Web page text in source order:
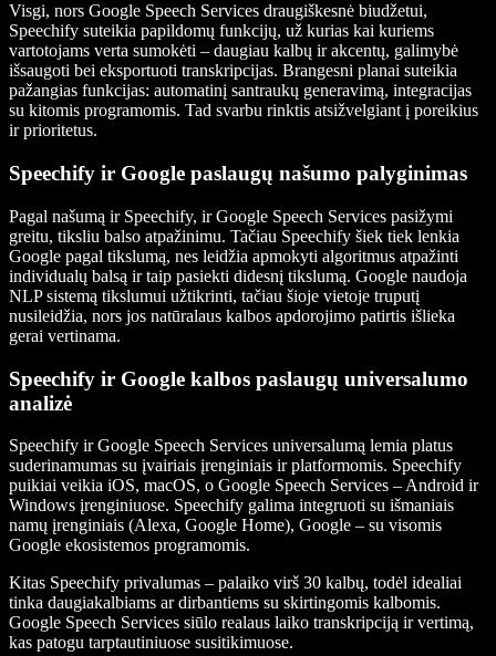
Visgi, nors Google Speech Services draugiškesnė biudžetui,
Speechify suteikia papildomų funkcijų, už kurias kai kuriems
vartotojams verta sumokėti – daugiau kalbų ir akcentų, galimybė
išsaugoti bei eksportuoti transkripcijas. Brangesni planai suteikia
pažangias funkcijas: automatinį santraukų generavimą, integracijas
su kitomis programomis. Tad svarbu rinktis atsižvelgiant į poreikius
ir prioritetus.
Speechify ir Google paslaugų našumo palyginimas
Pagal našumą ir Speechify, ir Google Speech Services pasižymi
greitu, tiksliu balso atpažinimu. Tačiau Speechify šiek tiek lenkia
Google pagal tikslumą, nes leidžia apmokyti algoritmus atpažinti
individualų balsą ir taip pasiekti didesnį tikslumą. Google naudoja
NLP sistemą tikslumui užtikrinti, tačiau šioje vietoje truputį
nusileidžia, nors jos natūralaus kalbos apdorojimo patirtis išlieka
gerai vertinama.
Speechify ir Google kalbos paslaugų universalumo
analizė
Speechify ir Google Speech Services universalumą lemia platus
suderinamumas su įvairiais įrenginiais ir platformomis. Speechify
puikiai veikia iOS, macOS, o Google Speech Services – Android ir
Windows įrenginiuose. Speechify galima integruoti su išmaniais
namų įrenginiais (Alexa, Google Home), Google – su visomis
Google ekosistemos programomis.
Kitas Speechify privalumas – palaiko virš 30 kalbų, todėl idealiai
tinka daugiakalbiams ar dirbantiems su skirtingomis kalbomis.
Google Speech Services siūlo realaus laiko transkripciją ir vertimą,
kas patogu tarptautiniuose susitikimuose.